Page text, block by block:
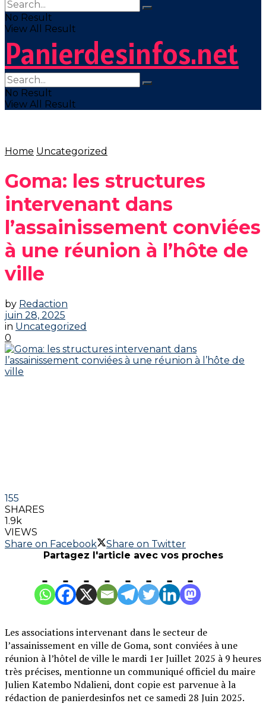
No Result
View All Result
Panierdesinfos.net
No Result
View All Result
Home Uncategorized
Goma: les structures
intervenant dans
l’assainissement conviées
à une réunion à l’hôte de
ville
by Redaction
juin 28, 2025
in Uncategorized
0
155
SHARES
1.9k
VIEWS
Share on Facebook
Share on Twitter
Partagez l'article avec vos proches
Les associations intervenant dans le secteur de
l’assainissement en ville de Goma, sont conviées à une
réunion à l’hôtel de ville le mardi 1er Juillet 2025 à 9 heures
très précises, mentionne un communiqué officiel du maire
Julien Katembo Ndalieni, dont copie est parvenue à la
rédaction de panierdesinfos net ce samedi 28 Juin 2025.